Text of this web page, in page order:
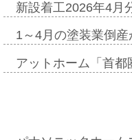
新設着工2026年4月
1～4月の塗装業倒
アットホーム「首